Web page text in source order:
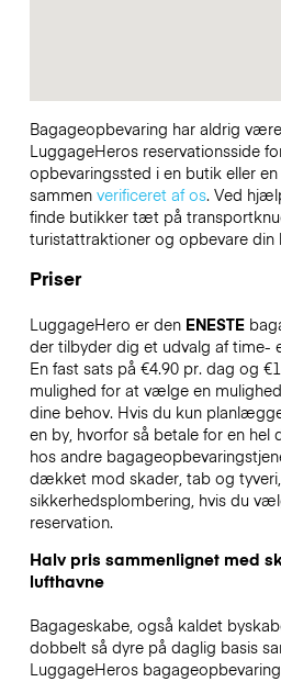
Bagageopbevaring har aldrig
LuggageHeros reservationsside
opbevaringssted i en butik eller
sammen verificeret af os. Ved
finde butikker tæt på
turistattraktioner og opbevare din
Priser
LuggageHero er den ENESTE
der tilbyder dig et udvalg af time-
En fast sats på €4.90 pr. dag og
mulighed for at vælge en
dine behov. Hvis du kun
en by, hvorfor så betale for en hel
hos andre
dækket mod skader, tab og
sikkerhedsplombering, hvis du
reservation.
Halv pris sammenlignet med
lufthavne
Bagageskabe, også kaldet
dobbelt så dyre på daglig basis
LuggageHeros